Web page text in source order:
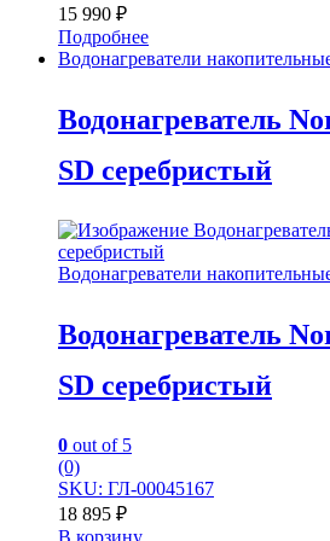
15 990 ₽
Подробнее
Водонагреватели
Водонагреватель
SD серебристый
Водонагреватели
Водонагреватель
SD серебристый
0 out of 5
(0)
SKU: ГЛ-00045167
18 895 ₽
В корзину